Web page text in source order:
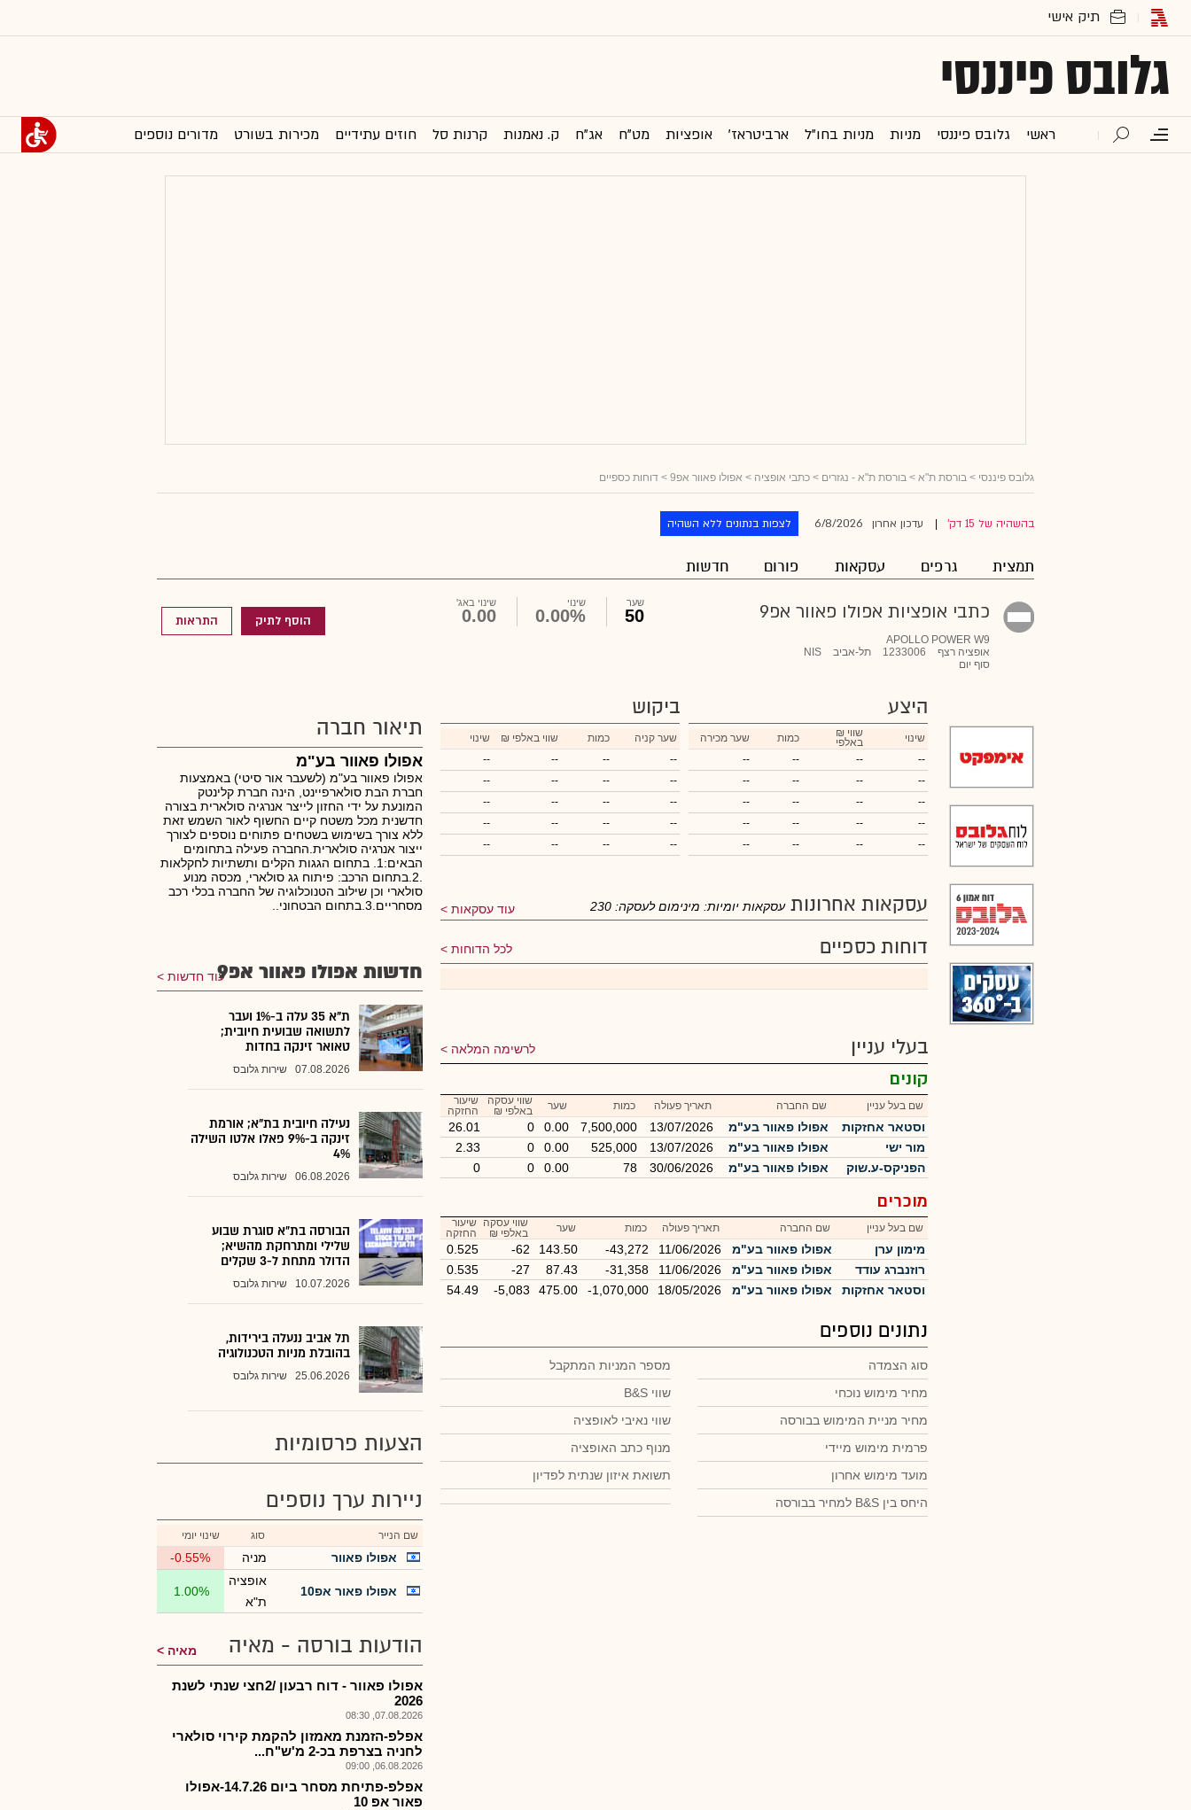
גלובס פיננסי
ראשי גלובס פיננסי מניות מניות בחו"ל ארביטראז' אופציות מט"ח אג"ח ק. נאמנות קרנות סל חוזים עתידיים מכירות בשורט מדורים נוספים
גלובס פיננסי > בורסת ת"א > בורסת ת"א - נגזרים > כתבי אופציה > אפולו פאוור אפ9 > דוחות כספיים
בהשהיה של 15 דק' עדכון אחרון 6/8/2026 לצפות בנתונים ללא השהיה
תמצית גרפים עסקאות פורום חדשות
כתבי אופציות אפולו פאוור אפ9
APOLLO POWER W9
אופציה רצף
1233006 תל-אביב
NIS
סוף יום
שער
50
שינוי
0.00%
שינוי באג'
0.00 הוסף לתיק התראות
היצע
שינוי ₪ שווי
באלפי כמות
שער מכירה
--
--
--
--
--
--
--
--
--
--
--
--
--
--
--
--
--
--
--
--
ביקוש
שער קניה כמות ₪ שווי באלפי
שינוי
--
--
--
--
--
--
--
--
--
--
--
--
--
--
--
--
--
--
--
--
עסקאות אחרונות עוד עסקאות עסקאות יומיות: מינימום לעסקה: 230
דוחות כספיים לכל הדוחות
בעלי עניין לרשימה המלאה
קונים
שם בעל עניין שם החברה תאריך פעולה כמות שער
שווי עסקה
באלפי ₪
שיעור
החזקה
וסטאר אחזקות אפולו פאוור בע"מ 13/07/2026
7,500,000
0.00
0
26.01
מור ישי
אפולו פאוור בע"מ 13/07/2026
525,000
0.00
0
2.33
הפניקס-ע.שוק
אפולו פאוור בע"מ 30/06/2026
78
0.00
0
0
מוכרים
שם בעל עניין שם החברה תאריך פעולה כמות שער
שווי עסקה
באלפי ₪
שיעור
החזקה
מימון ערן אפולו פאוור בע"מ 11/06/2026
-43,272
143.50
-62
0.525
רוזנברג עודד
אפולו פאוור בע"מ 11/06/2026
-31,358
87.43
-27
0.535
וסטאר אחזקות
אפולו פאוור בע"מ 18/05/2026
-1,070,000
475.00
-5,083
54.49
נתונים נוספים
סוג הצמדה
מחיר מימוש נוכחי
מחיר מניית המימוש בבורסה
פרמית מימוש מיידי
מועד מימוש אחרון
היחס בין B&S למחיר בבורסה
מספר המניות המתקבל
שווי B&S
שווי נאיבי לאופציה
מנוף כתב האופציה
תשואת איזון שנתית לפדיון
תיאור חברה
אפולו פאוור בע"מ
אפולו פאוור בע"מ (לשעבר אור סיטי) באמצעות
חברת הבת סולארפיינט, הינה חברת קלינטק
המונעת על ידי החזון לייצר אנרגיה סולארית בצורה
חדשנית מכל משטח קיים החשוף לאור השמש זאת
ללא צורך בשימוש בשטחים פתוחים נוספים לצורך
ייצור אנרגיה סולארית.החברה פעילה בתחומים
הבאים:1. בתחום הגגות הקלים ותשתיות לחקלאות
.2.בתחום הרכב: פיתוח גג סולארי, מכסה מנוע
סולארי וכן שילוב הטנוכלוגיה של החברה בכלי רכב
מסחריים.3.בתחום הבטחוני..
חדשות אפולו פאוור אפ9 עוד חדשות
ת"א 35 עלה ב-1% ועבר
לתשואה שבועית חיובית;
טאואר זינקה בחדות
07.08.2026 שירות גלובס
נעילה חיובית בת"א; אורמת
זינקה ב-9% פאלו אלטו השילה
4%
06.08.2026 שירות גלובס
הבורסה בת״א סוגרת שבוע
שלילי ומתרחקת מהשיא;
הדולר מתחת ל-3 שקלים
10.07.2026 שירות גלובס
תל אביב ננעלה בירידות,
בהובלת מניות הטכנולוגיה
25.06.2026 שירות גלובס
הצעות פרסומיות
ניירות ערך נוספים
שם הנייר סוג שינוי יומי
אפולו פאוור מניה -0.55%
אפולו פאור אפ10
אופציה
ת"א
1.00%
הודעות בורסה - מאיה מאיה
אפולו פאוור - דוח רבעון /2חצי שנתי לשנת
2026
07.08.2026, 08:30
אפלפ-הזמנת מאמזון להקמת קירוי סולארי
לחניה בצרפת בכ-2 מ'ש"ח...
06.08.2026, 09:00
אפלפ-פתיחת מסחר ביום 14.7.26-אפולו
פאור אפ 10